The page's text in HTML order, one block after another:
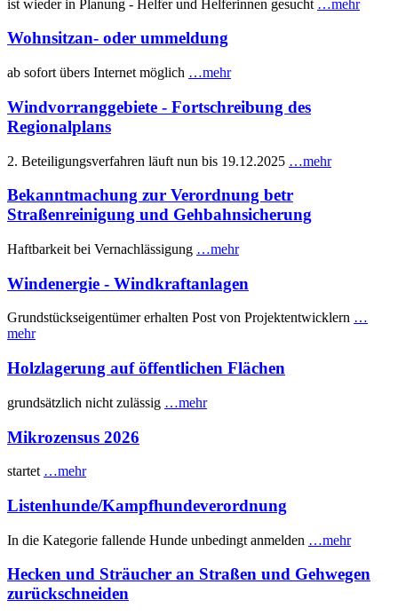
ist wieder in Planung - Helfer und Helferinnen gesucht …mehr
Wohnsitzan- oder ummeldung
ab sofort übers Internet möglich …mehr
Windvorranggebiete - Fortschreibung des
Regionalplans
2. Beteiligungsverfahren läuft nun bis 19.12.2025 …mehr
Bekanntmachung zur Verordnung betr
Straßenreinigung und Gehbahnsicherung
Haftbarkeit bei Vernachlässigung …mehr
Windenergie - Windkraftanlagen
Grundstückseigentümer erhalten Post von Projektentwicklern …
mehr
Holzlagerung auf öffentlichen Flächen
grundsätzlich nicht zulässig …mehr
Mikrozensus 2026
startet …mehr
Listenhunde/Kampfhundeverordnung
In die Kategorie fallende Hunde unbedingt anmelden …mehr
Hecken und Sträucher an Straßen und Gehwegen
zurückschneiden